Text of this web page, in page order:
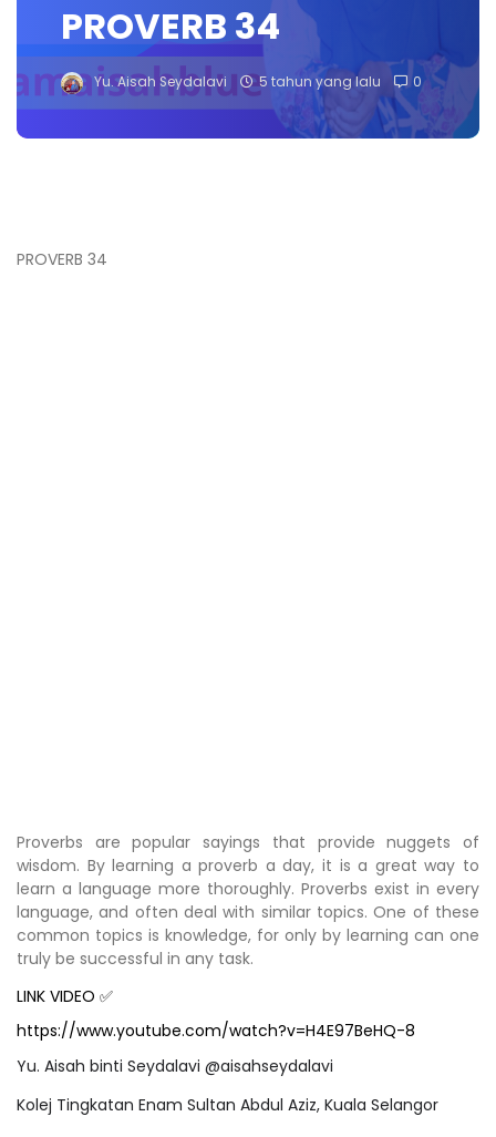
PROVERB 34
Yu. Aisah Seydalavi 5 tahun yang lalu 0
PROVERB 34
Proverbs are popular sayings that provide nuggets of
wisdom. By learning a proverb a day, it is a great way to
learn a language more thoroughly. Proverbs exist in every
language, and often deal with similar topics. One of these
common topics is knowledge, for only by learning can one
truly be successful in any task.
LINK VIDEO ✅
https://www.youtube.com/watch?v=H4E97BeHQ-8
Yu. Aisah binti Seydalavi @aisahseydalavi
Kolej Tingkatan Enam Sultan Abdul Aziz, Kuala Selangor